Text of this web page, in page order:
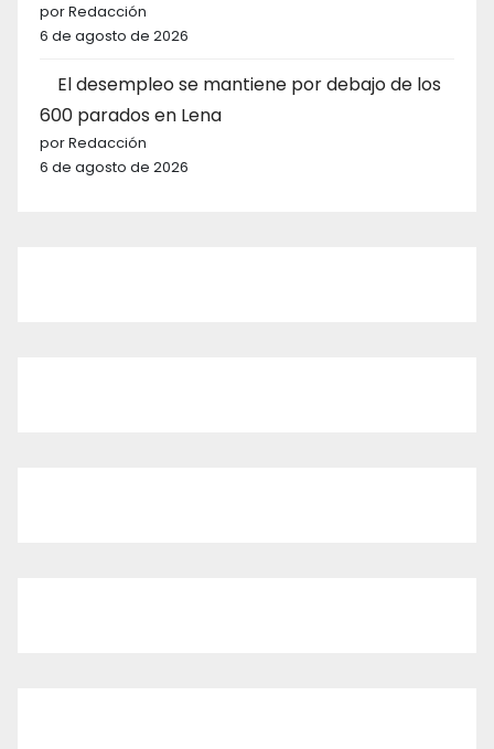
por Redacción
6 de agosto de 2026
El desempleo se mantiene por debajo de los
600 parados en Lena
por Redacción
6 de agosto de 2026